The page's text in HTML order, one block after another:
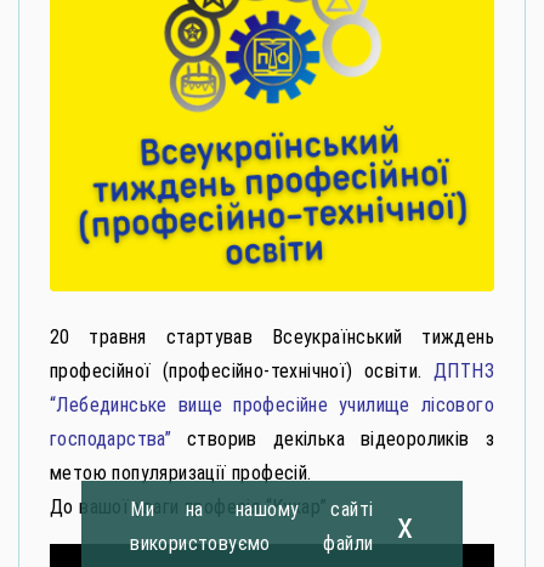
20 травня стартував Всеукраїнський тиждень
професійної (професійно-технічної) освіти. ДПТНЗ
“Лебединське вище професійне училище лісового
господарства” створив декілька відеороликів з
метою популяризації професій.
До вашої уваги професія “Кухар”
Ми на нашому сайті
використовуємо файли
x